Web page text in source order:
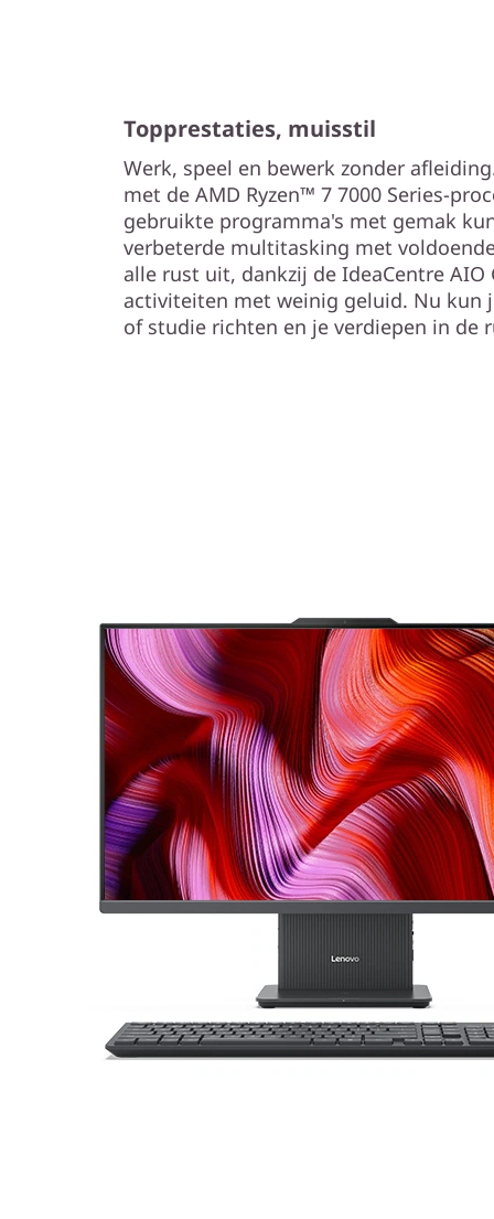
Topprestaties, muisstil
Werk, speel en bewerk zonder
met de AMD Ryzen™ 7 7000 Series-
gebruikte programma's met gemak
verbeterde multitasking met
alle rust uit, dankzij de IdeaCentre
activiteiten met weinig geluid. Nu kun
of studie richten en je verdiepen in de